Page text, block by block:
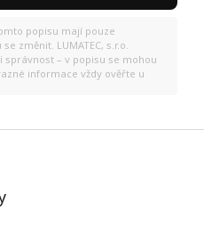
popisu mají pouze
změnit. LUMATEC, s.r.o.
– v popisu se mohou
informace vždy ověřte u